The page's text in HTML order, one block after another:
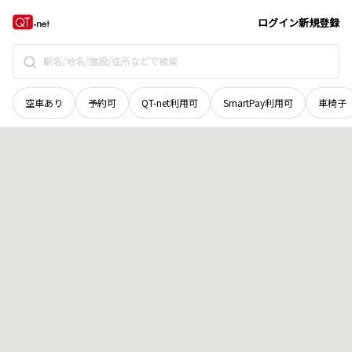
ログイン新規登録
空車あり 予約可 QT-net利用可 SmartPay利用可 車椅子
石川県